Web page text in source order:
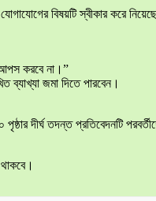
বিষয়টি স্বীকার করে
আপস করবে না।”
ব্যাখ্যা জমা দিতে পারবেন।
তদন্ত প্রতিবেদনটি পরবর্তীতে